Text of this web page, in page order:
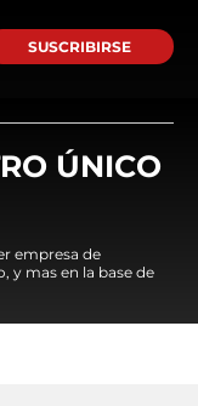
SUSCRIBIRSE
ÚNICO
empresa de
y mas en la base de